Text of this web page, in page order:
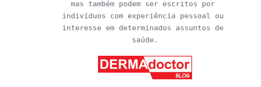
mas também podem ser escritos por
indivíduos com experiência pessoal ou
interesse em determinados assuntos de
saúde.